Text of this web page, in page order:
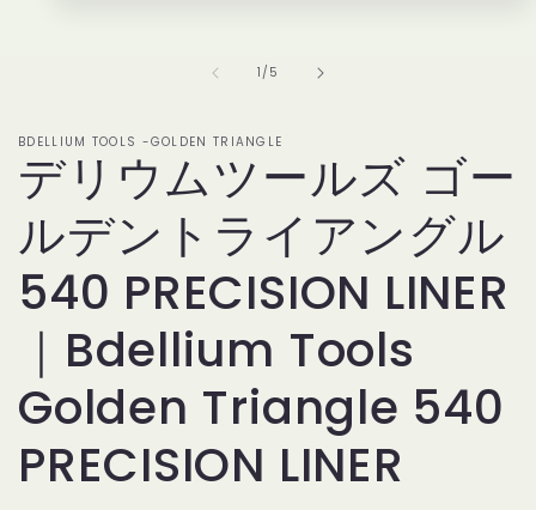
ア
(1)
を
1 /の
5
BDELLIUM TOOLS -GOLDEN TRIANGLE
デリウムツールズ ゴー
ルデントライアングル
540 PRECISION LINER
｜Bdellium Tools
Golden Triangle 540
PRECISION LINER